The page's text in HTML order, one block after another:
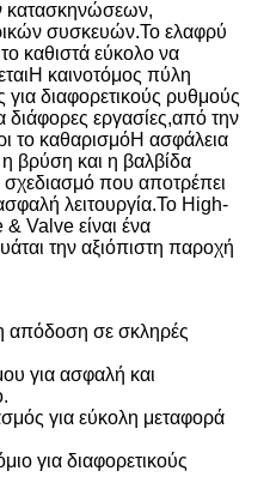
κατασκηνώσεων,
συσκευών.Το ελαφρύ
καθιστά εύκολο να
καινοτόμος πύλη
για διαφορετικούς ρυθμούς
διάφορες εργασίες,από την
το καθαρισμόΗ ασφάλεια
η βρύση και η βαλβίδα
σχεδιασμό που αποτρέπει
λειτουργία.Το High-
Valve είναι ένα
την αξιόπιστη παροχή
απόδοση σε σκληρές
για ασφαλή και
για εύκολη μεταφορά
για διαφορετικούς